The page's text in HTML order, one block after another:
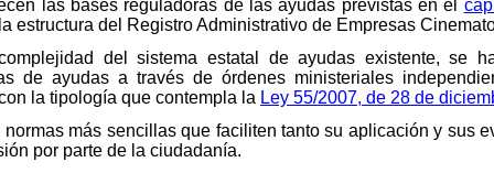
las bases reguladoras de las ayudas previstas en el
estructura del Registro Administrativo de Empresas
del sistema estatal de ayudas existente, se
de ayudas a través de órdenes ministeriales
la tipología que contempla la Ley 55/2007, de 28 de
más sencillas que faciliten tanto su aplicación y sus
por parte de la ciudadanía.